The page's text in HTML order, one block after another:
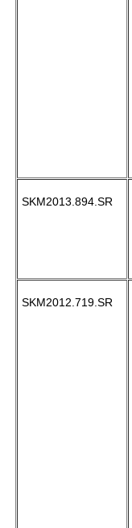
SKM2013.894.SR
SKM2012.719.SR